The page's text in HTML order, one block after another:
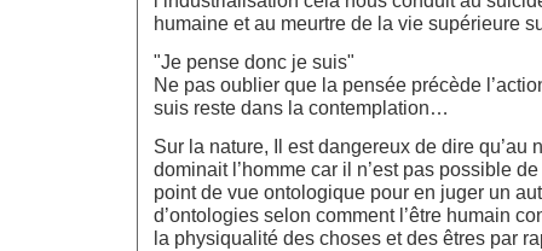
humaine et au meurtre de la vie supérieure
"Je pense donc je suis"
Ne pas oublier que la pensée précède
suis reste dans la contemplation…
Sur la nature, Il est dangereux de dire qu’au
dominait l’homme car il n’est pas possible
point de vue ontologique pour en juger un
d’ontologies selon comment l’être humain
la physiqualité des choses et des êtres par